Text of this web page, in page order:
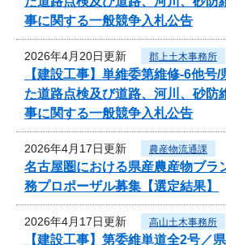
事に関する一般競争入札公告
2026年4月20日更新 郡上土木事務所
【建設工事】単維委第維修‐6他
た道路点検及び道路、河川、砂防
事に関する一般競争入札公告
2026年4月17日更新 農産物流通課
名古屋圏における県産農産物ブラ
務プロポーザル募集【選定結果】
2026年4月17日更新 高山土木事務所
【建設工事】第委維単道全2号／